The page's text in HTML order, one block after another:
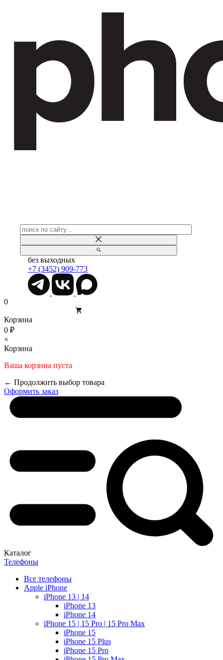
без выходных
+7 (3452) 909-773
0
Корзина
0 ₽
×
Корзина
Ваша корзина пуста
← Продолжить выбор товара
Оформить заказ
Каталог
Телефоны
Все телефоны
Apple iPhone
iPhone 13 | 14
iPhone 13
iPhone 14
iPhone 15 | 15 Pro | 15 Pro Max
iPhone 15
iPhone 15 Plus
iPhone 15 Pro